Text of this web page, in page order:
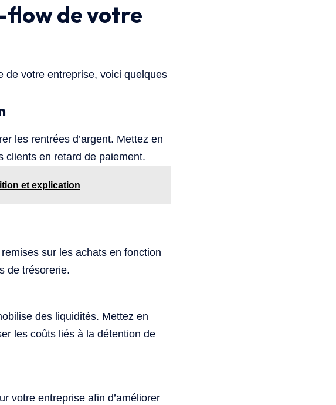
flow de votre
de votre entreprise, voici quelques
les rentrées d’argent. Mettez en
clients en retard de paiement.
et explication
sur les achats en fonction
de trésorerie.
des liquidités. Mettez en
les coûts liés à la détention de
votre entreprise afin d’améliorer